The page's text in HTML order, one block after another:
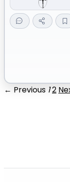
← Previous 12